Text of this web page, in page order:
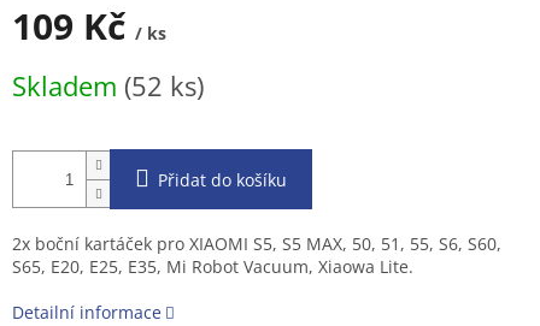
109 Kč / ks
cena:
Skladem (52 ks)
Přidat do košíku
2x boční kartáček pro XIAOMI S5, S5 MAX, 50, 51, 55, S6, S60,
S65, E20, E25, E35, Mi Robot Vacuum, Xiaowa Lite.
Detailní informace